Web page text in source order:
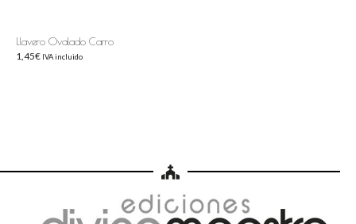
Llavero Ovalado Carro
1,45€ IVA incluido